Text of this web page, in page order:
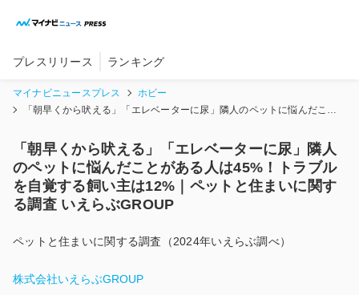
プレスリリース ランキング
マイナビニュースプレス
ホビー
「朝早くから吠える」「エレベーターに尿」隣人のペットに悩んだこと
「朝早くから吠える」「エレベーターに尿」隣人
のペットに悩んだことがある人は45%！トラブル
を自覚する飼い主は12%｜ペットと住まいに関す
る調査 いえらぶGROUP
ペットと住まいに関する調査（2024年いえらぶ調べ）
株式会社いえらぶGROUP